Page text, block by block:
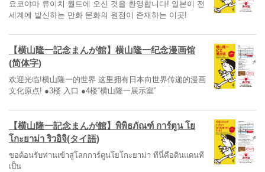
요코야마 류이치 월드에 오신 것을 환영합니다! 일본이 전
세계에 발신하는 만화 문화의 원점이 존재하는 이곳!
【横山隆一記念まんが館】横山隆一纪念漫画馆
(简体字)
欢迎光临!横山隆一的世界 这里拥有日本向世界传递的漫画
文化原点! ●3楼 入口 ●4楼“横山隆一展示室”
【横山隆一記念まんが館】พิพิธภัณฑ์ การ์ตูน โย
โกะยาม่า ริวอิจิ(タイ語)
ขอต้อนรับท่านเข้าสู่โลกการ์ตูนโยโกะยาม่า ทีนี่คือดินแดนที
เป็น